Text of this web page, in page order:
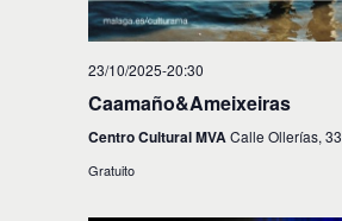
23/10/2025-20:30
Caamaño&Ameixeiras
Centro Cultural MVACalle Ollerías,
Gratuito